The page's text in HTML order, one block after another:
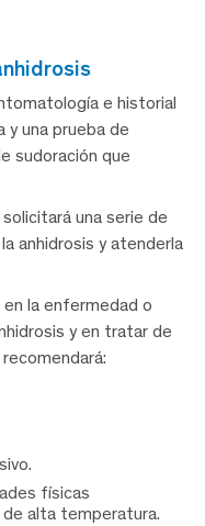
e historial
y una prueba de
sudoración que
una serie de
anhidrosis y atenderla
la enfermedad o
y en tratar de
físicas
alta temperatura.